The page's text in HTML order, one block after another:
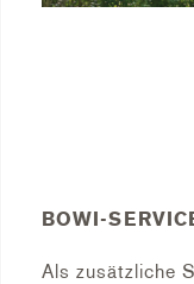
Wir stellen
BOWI-
Als zusätzliche